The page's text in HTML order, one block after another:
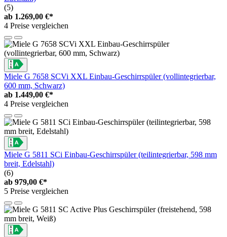
(5)
ab 1.269,00 €*
4 Preise vergleichen
Miele G 7658 SCVi XXL Einbau-Geschirrspüler (vollintegrierbar,
600 mm, Schwarz)
ab 1.449,00 €*
4 Preise vergleichen
Miele G 5811 SCi Einbau-Geschirrspüler (teilintegrierbar, 598 mm
breit, Edelstahl)
(6)
ab 979,00 €*
5 Preise vergleichen